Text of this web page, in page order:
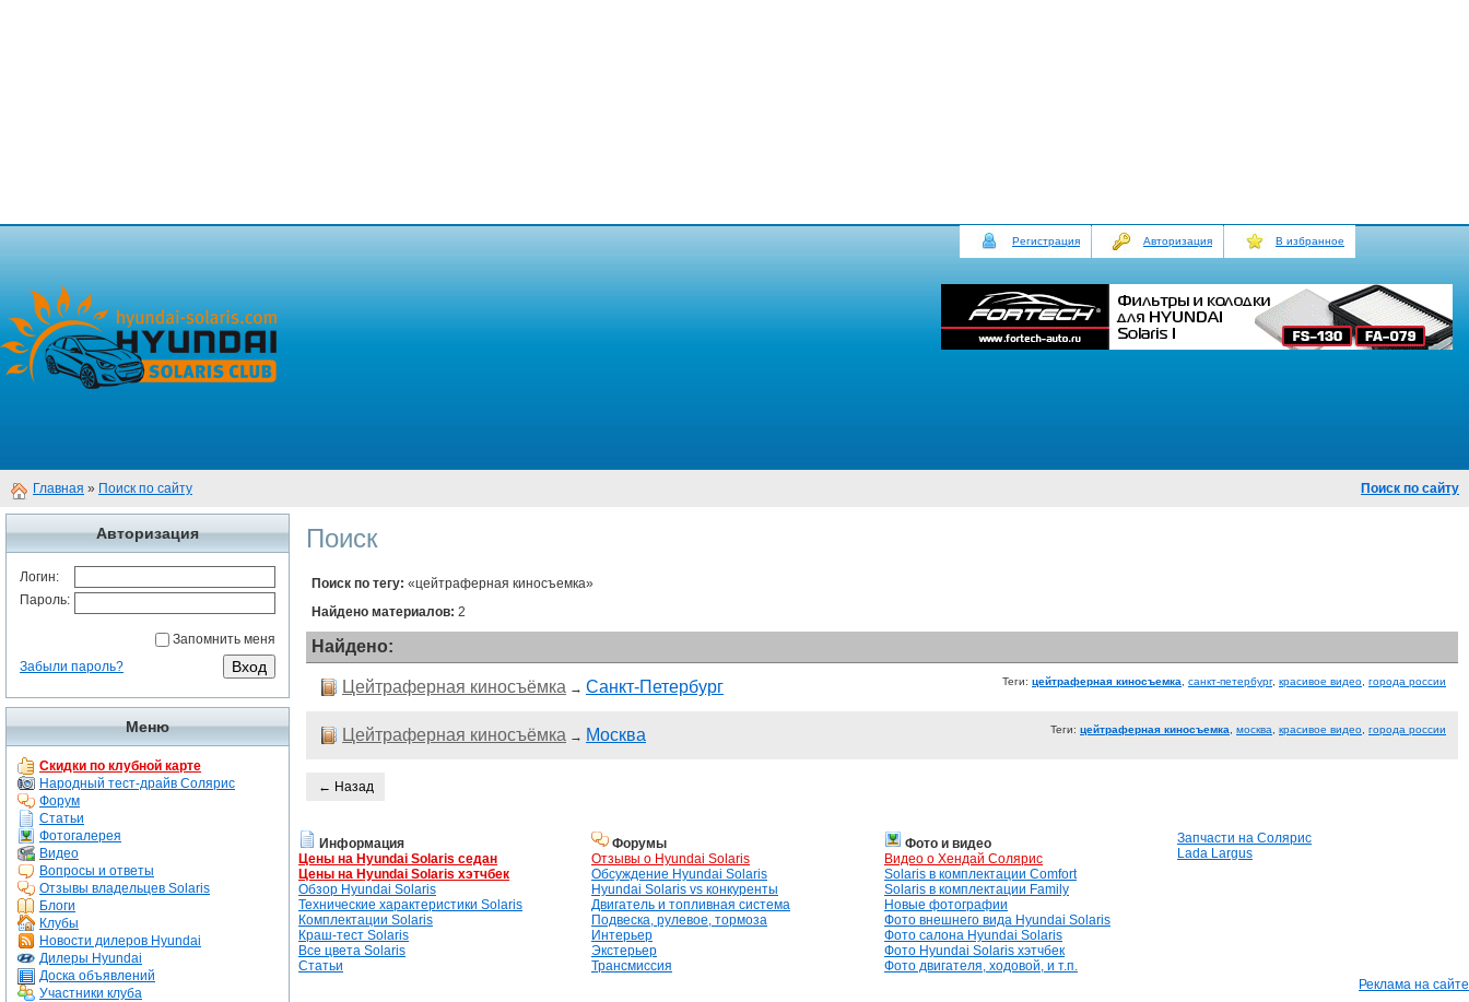
Регистрация Авторизация В избранное
Главная » Поиск по сайту Поиск по сайту
Авторизация
Логин:
Пароль:
Запомнить меня
Забыли пароль?
Меню
Скидки по клубной карте
Народный тест-драйв Солярис
Форум
Статьи
Фотогалерея
Видео
Вопросы и ответы
Отзывы владельцев Solaris
Блоги
Клубы
Новости дилеров Hyundai
Дилеры Hyundai
Доска объявлений
Участники клуба
Поиск
Поиск по тегу: «цейтраферная киносъемка»
Найдено материалов: 2
Найдено:
Цейтраферная киносъёмка → Санкт-Петербург Теги: цейтраферная киносъемка санкт-петербург, красивое видео города россии
Цейтраферная киносъёмка → Москва Теги: цейтраферная киносъемка москва красивое видео города россии
← Назад
Информация
Цены на Hyundai Solaris седан
Цены на Hyundai Solaris хэтчбек
Обзор Hyundai Solaris
Технические характеристики Solaris
Комплектации Solaris
Краш-тест Solaris
Все цвета Solaris
Статьи
Форумы
Отзывы о Hyundai Solaris
Обсуждение Hyundai Solaris
Hyundai Solaris vs конкуренты
Двигатель и топливная система
Подвеска, рулевое, тормоза
Интерьер
Экстерьер
Трансмиссия
Фото и видео
Видео о Хендай Солярис
Solaris в комплектации Comfort
Solaris в комплектации Family
Новые фотографии
Фото внешнего вида Hyundai Solaris
Фото салона Hyundai Solaris
Фото Hyundai Solaris хэтчбек
Фото двигателя, ходовой, и т.п.
Запчасти на Солярис
Lada Largus
Реклама на сайте